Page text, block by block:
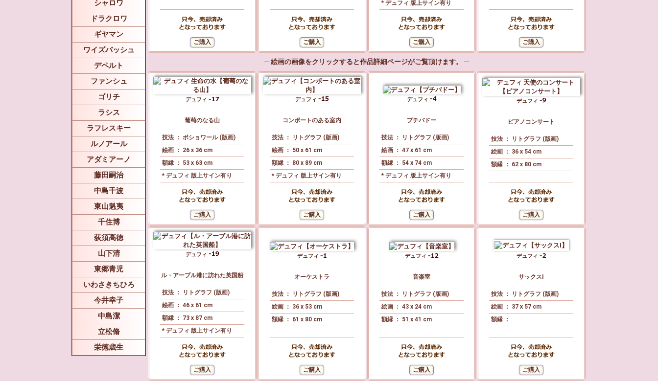
シャロワ
ドラクロワ
ギヤマン
ワイズバッシュ
デペルト
ファンシュ
ゴリチ
ラシス
ラフレスキー
ルノアール
アダミアーノ
藤田嗣治
中島千波
東山魁夷
千住博
荻須高徳
山下清
東郷青児
いわさきちひろ
今井幸子
中島潔
立松脩
栄徳歳生
* デュフィ 版上サイン有り
─ 絵画の画像をクリックすると作品詳細ページがご覧頂けます。 ─
デュフィ
葡萄のなる山
技法 ： ポショワール (版画)
絵画 ： 26 x 36 cm
額縁 ： 53 x 63 cm
* デュフィ 版上サイン有り
デュフィ
コンポートのある室内
技法 ： リトグラフ (版画)
絵画 ： 50 x 61 cm
額縁 ： 80 x 89 cm
* デュフィ 版上サイン有り
デュフィ
プチバドー
技法 ： リトグラフ (版画)
絵画 ： 47 x 61 cm
額縁 ： 54 x 74 cm
* デュフィ 版上サイン有り
デュフィ
ピアノコンサート
技法 ： リトグラフ (版画)
絵画 ： 36 x 54 cm
額縁 ： 62 x 80 cm
デュフィ
ル・アーブル港に訪れた英国船
技法 ： リトグラフ (版画)
絵画 ： 46 x 61 cm
額縁 ： 73 x 87 cm
* デュフィ 版上サイン有り
デュフィ
オーケストラ
技法 ： リトグラフ (版画)
絵画 ： 36 x 53 cm
額縁 ： 61 x 80 cm
デュフィ
音楽室
技法 ： リトグラフ (版画)
絵画 ： 43 x 24 cm
額縁 ： 51 x 41 cm
デュフィ
サックスⅠ
技法 ： リトグラフ (版画)
絵画 ： 37 x 57 cm
額縁 ：